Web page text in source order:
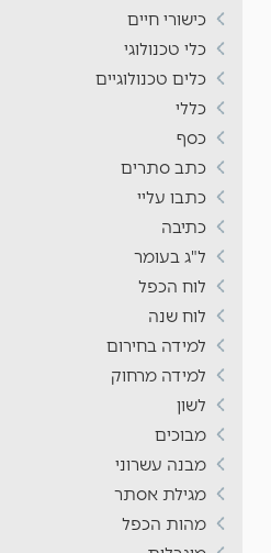
כישורי חיים
כלי טכנולוגי
כלים טכנולוגיים
כללי
כסף
כתב סתרים
כתבו עליי
כתיבה
ל"ג בעומר
לוח הכפל
לוח שנה
למידה בחירום
למידה מרחוק
לשון
מבוכים
מבנה עשרוני
מגילת אסתר
מהות הכפל